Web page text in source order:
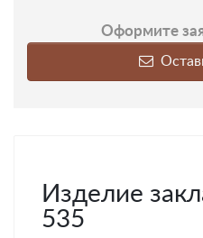
Оформите
Изделие
535